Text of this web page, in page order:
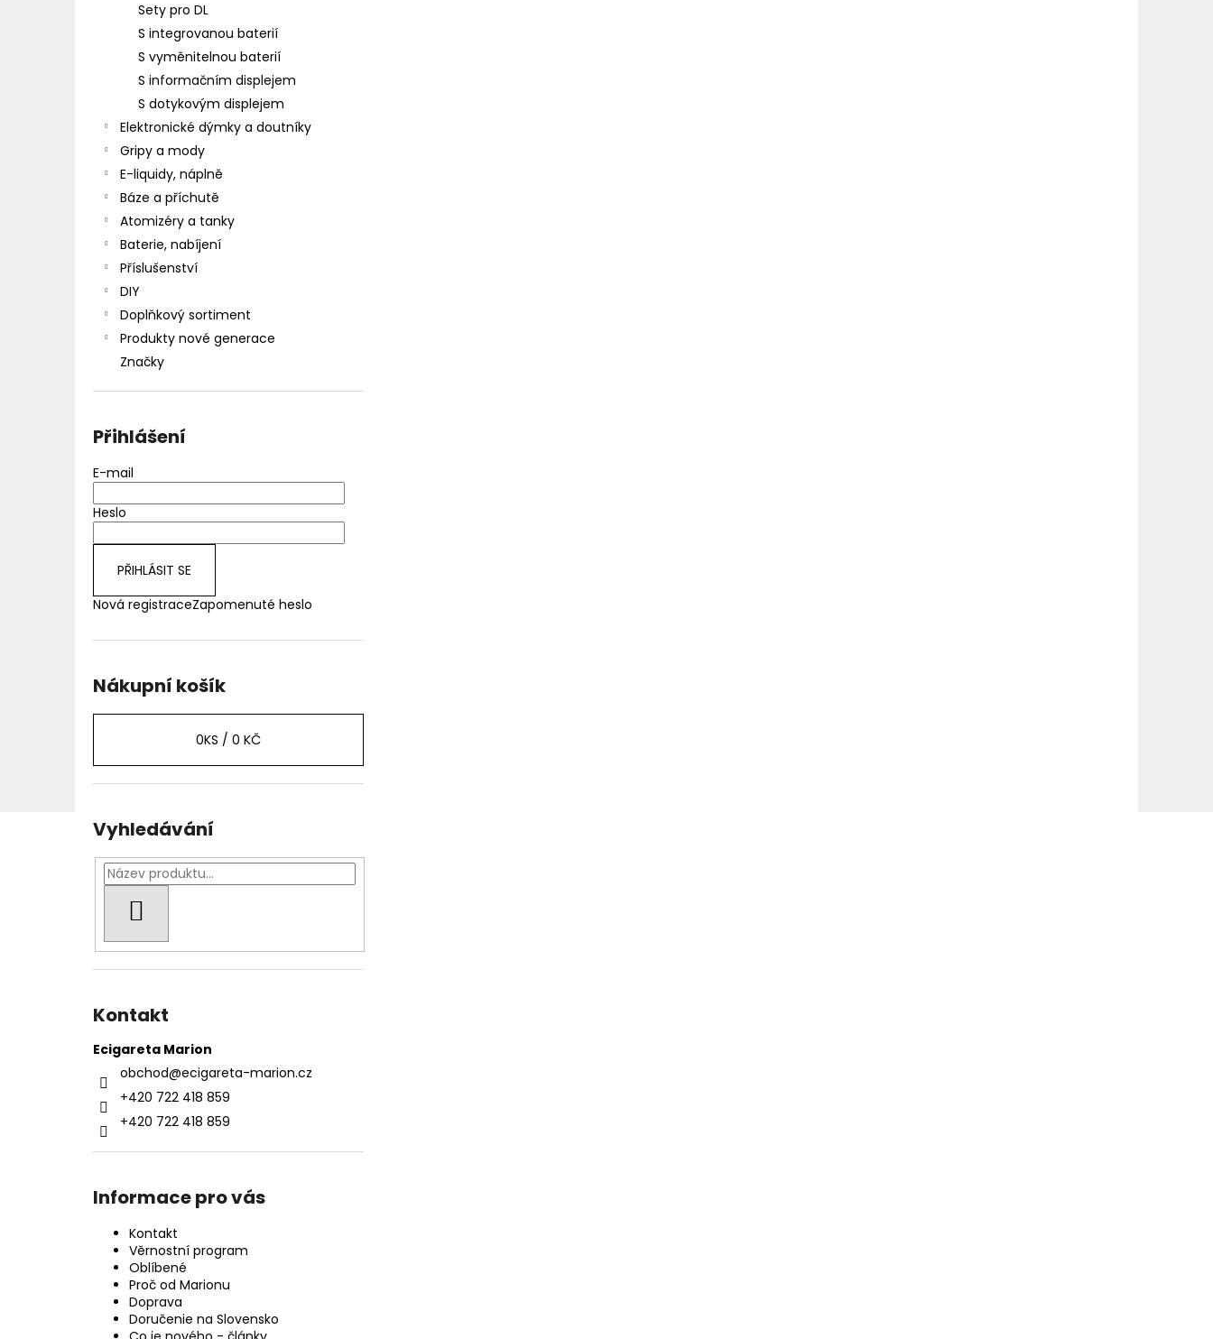
Sety pro DL
S integrovanou baterií
S vyměnitelnou baterií
S informačním displejem
S dotykovým displejem
Elektronické dýmky a doutníky
Gripy a mody
E-liquidy, náplně
Báze a příchutě
Atomizéry a tanky
Baterie, nabíjení
Příslušenství
DIY
Doplňkový sortiment
Produkty nové generace
Značky
Přihlášení
E-mail
Heslo
PŘIHLÁSIT SE
Nová registraceZapomenuté heslo
Nákupní košík
0KS / 0 KČ
Vyhledávání
Kontakt
Ecigareta Marion
obchod@ecigareta-marion.cz
+420 722 418 859
+420 722 418 859
Informace pro vás
Kontakt
Věrnostní program
Oblíbené
Proč od Marionu
Doprava
Doručenie na Slovensko